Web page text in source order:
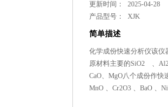
更新时间： 2025-04-28
产品型号：XJK
简单描述
化学成份快速分析仪该仪
原材料主要的SiO2 、
CaO、MgO八个成份作快
MnO 、Cr2O3 、BaO 、